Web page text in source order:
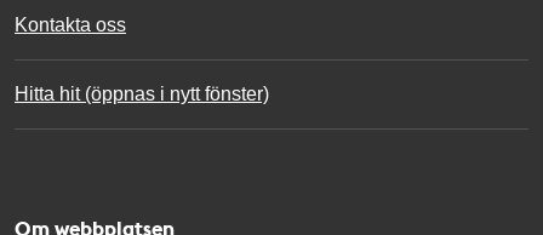
Kontakta oss
Hitta hit (öppnas i nytt fönster)
Om webbplatsen